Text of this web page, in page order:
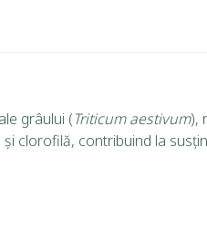
grâului (Triticum aestivum),
clorofilă, contribuind la